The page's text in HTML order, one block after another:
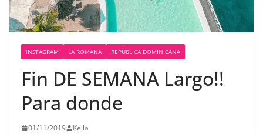
INSTAGRAM LA ROMANA REPÚBLICA DOMINICANA
Fin DE SEMANA Largo!!
Para donde
01/11/2019 Keila